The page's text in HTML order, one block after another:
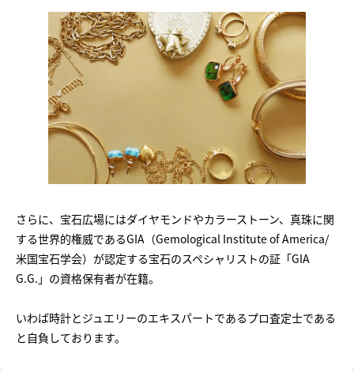
さらに、宝石広場にはダイヤモンドやカラーストーン、真珠に関
する世界的権威であるGIA（Gemological Institute of America/
米国宝石学会）が認定する宝石のスペシャリストの証「GIA
G.G.」の資格保有者が在籍。
いわば時計とジュエリーのエキスパートであるプロ査定士である
と自負しております。